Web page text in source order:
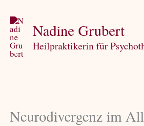
Inhalt
springen
Nadine Grubert
Heilpraktikerin für
Neurodivergenz im